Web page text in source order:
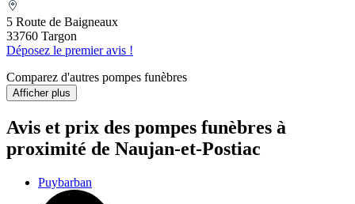
5 Route de Baigneaux
33760 Targon
Déposez le premier avis !
Comparez d'autres pompes funèbres
Afficher plus
Avis et prix des pompes funèbres à
proximité de Naujan-et-Postiac
Puybarban